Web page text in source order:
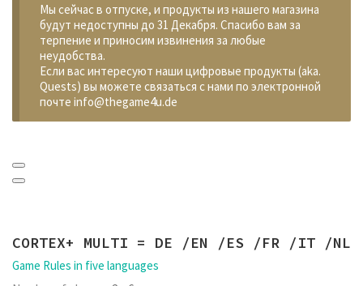
Мы сейчас в отпуске, и продукты из нашего магазина
будут недоступны до 31 Декабря. Спасибо вам за
терпение и приносим извинения за любые
неудобства.
Если вас интересуют наши цифровые продукты (aka.
Quests) вы можете связаться с нами по электронной
почте info@thegame4u.de
CORTEX+ MULTI = DE /EN /ES /FR /IT /NL
Game Rules in five languages